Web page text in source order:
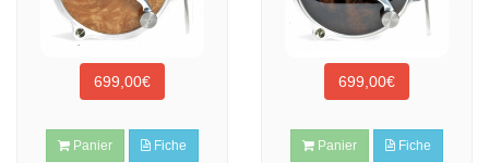
699,00€
Panier Fiche
699,00€
Panier Fiche